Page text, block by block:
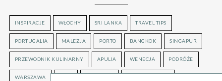
INSPIRACJE WŁOCHY SRI LANKA TRAVEL TIPS
PORTUGALIA MALEZJA PORTO BANGKOK SINGAPUR
PRZEWODNIK KULINARNY APULIA WENECJA PODRÓŻE
WARSZAWA